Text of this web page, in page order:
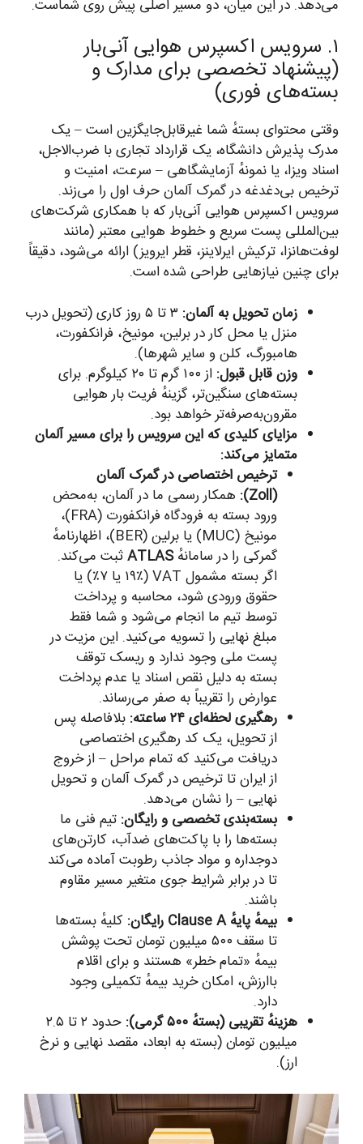
می‌دهد. در این میان، دو مسیر اصلی پیش روی شماست.
۱. سرویس اکسپرس هوایی آنی‌بار
(پیشنهاد تخصصی برای مدارک و
بسته‌های فوری)
وقتی محتوای بستهٔ شما غیرقابل‌جایگزین است – یک
مدرک پذیرش دانشگاه، یک قرارداد تجاری با ضرب‌الاجل،
اسناد ویزا، یا نمونهٔ آزمایشگاهی – سرعت، امنیت و
ترخیص بی‌دغدغه در گمرک آلمان حرف اول را می‌زند.
سرویس اکسپرس هوایی آنی‌بار که با همکاری شرکت‌های
بین‌المللی پست سریع و خطوط هوایی معتبر (مانند
لوفت‌هانزا، ترکیش ایرلاینز، قطر ایرویز) ارائه می‌شود، دقیقاً
برای چنین نیازهایی طراحی شده است.
زمان تحویل به آلمان:
۳ تا ۵ روز کاری (تحویل درب
منزل یا محل کار در برلین، مونیخ، فرانکفورت،
هامبورگ، کلن و سایر شهرها).
وزن قابل قبول:
از ۱۰۰ گرم تا ۲۰ کیلوگرم. برای
بسته‌های سنگین‌تر، گزینهٔ فریت بار هوایی
مقرون‌به‌صرفه‌تر خواهد بود.
مزایای کلیدی که این سرویس را برای مسیر آلمان
متمایز می‌کند:
ترخیص اختصاصی در گمرک آلمان
(Zoll):
همکار رسمی ما در آلمان، به‌محض
ورود بسته به فرودگاه فرانکفورت (FRA)،
مونیخ (MUC) یا برلین (BER)، اظهارنامهٔ
گمرکی را در سامانهٔATLASثبت می‌کند.
اگر بسته مشمول VAT (۱۹٪ یا ۷٪) یا
حقوق ورودی شود، محاسبه و پرداخت
توسط تیم ما انجام می‌شود و شما فقط
مبلغ نهایی را تسویه می‌کنید. این مزیت در
پست ملی وجود ندارد و ریسک توقف
بسته به دلیل نقص اسناد یا عدم پرداخت
عوارض را تقریباً به صفر می‌رساند.
رهگیری لحظه‌ای ۲۴ ساعته:
بلافاصله پس
از تحویل، یک کد رهگیری اختصاصی
دریافت می‌کنید که تمام مراحل – از خروج
از ایران تا ترخیص در گمرک آلمان و تحویل
نهایی – را نشان می‌دهد.
بسته‌بندی تخصصی و رایگان: تیم فنی ما
بسته‌ها را با پاکت‌های ضدآب، کارتن‌های
دوجداره و مواد جاذب رطوبت آماده می‌کند
تا در برابر شرایط جوی متغیر مسیر مقاوم
باشند.
بیمهٔ پایهٔ Clause A رایگان:
کلیهٔ بسته‌ها
تا سقف ۵۰۰ میلیون تومان تحت پوشش
بیمهٔ «تمام خطر» هستند و برای اقلام
باارزش، امکان خرید بیمهٔ تکمیلی وجود
دارد.
هزینهٔ تقریبی (بستهٔ ۵۰۰ گرمی):
حدود ۲ تا ۲.۵
میلیون تومان (بسته به ابعاد، مقصد نهایی و نرخ
ارز).